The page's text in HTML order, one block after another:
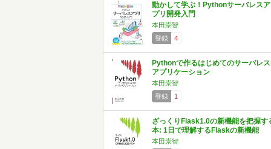
動かして学ぶ！Pythonサーバレスア
プリ開発入門
本田崇智
登録
4
Pythonで作るはじめてのサーバレス
アプリケーション
本田崇智
登録
1
ざっくりFlask1.0の新機能を把握す
本: 1日で理解するFlaskの新機能
本田崇智